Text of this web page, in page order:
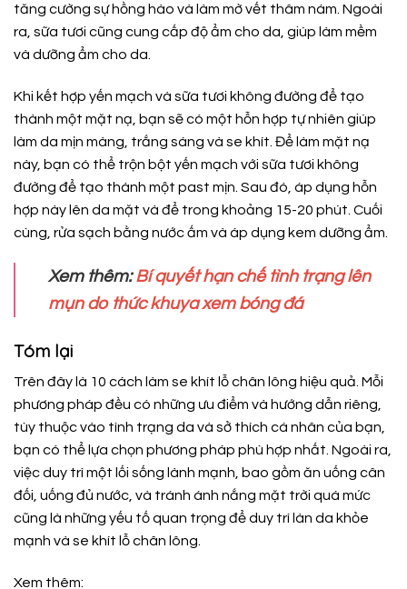
tăng cường sự hồng hào và làm mờ vết thâm nám. Ngoài
ra, sữa tươi cũng cung cấp độ ẩm cho da, giúp làm mềm
và dưỡng ẩm cho da.
Khi kết hợp yến mạch và sữa tươi không đường để tạo
thành một mặt nạ, bạn sẽ có một hỗn hợp tự nhiên giúp
làm da mịn màng, trắng sáng và se khít. Để làm mặt nạ
này, bạn có thể trộn bột yến mạch với sữa tươi không
đường để tạo thành một past mịn. Sau đó, áp dụng hỗn
hợp này lên da mặt và để trong khoảng 15-20 phút. Cuối
cùng, rửa sạch bằng nước ấm và áp dụng kem dưỡng ẩm.
Xem thêm:Bí quyết hạn chế tình trạng lên
mụn do thức khuya xem bóng đá
Tóm lại
Trên đây là 10 cách làm se khít lỗ chân lông hiệu quả. Mỗi
phương pháp đều có những ưu điểm và hướng dẫn riêng,
tùy thuộc vào tình trạng da và sở thích cá nhân của bạn,
bạn có thể lựa chọn phương pháp phù hợp nhất. Ngoài ra,
việc duy trì một lối sống lành mạnh, bao gồm ăn uống cân
đối, uống đủ nước, và tránh ánh nắng mặt trời quá mức
cũng là những yếu tố quan trọng để duy trì làn da khỏe
mạnh và se khít lỗ chân lông.
Xem thêm: